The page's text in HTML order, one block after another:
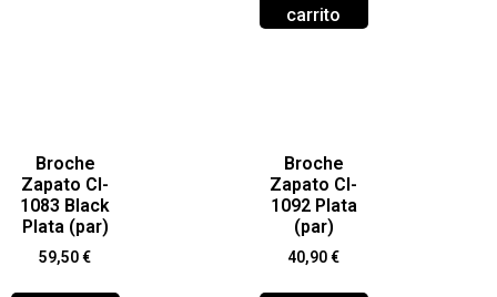
carrito
Broche
Zapato Cl-
1083 Black
Plata (par)
59,50€
Broche
Zapato Cl-
1092 Plata
(par)
40,90€